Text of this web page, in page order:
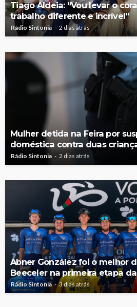
Tiago Aldeia: “Vou levar o
trabalho diferente e incrível”
Rádio Sintonia 2 dias atrás
Mulher detida na Feira por
doméstica contra duas
Rádio Sintonia 2 dias atrás
Abner González foi o melhor
Beeceler na primeira etapa
Rádio Sintonia 3 dias atrás